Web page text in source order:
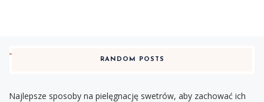
RANDOM POSTS
Najlepsze sposoby na pielęgnację swetrów, aby zachować ich